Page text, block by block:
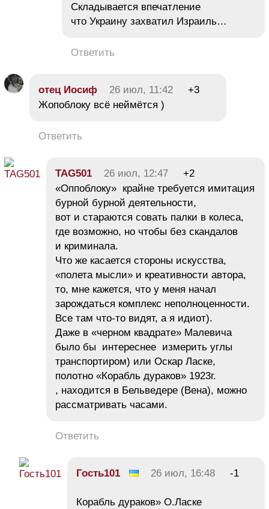
Складывается впечатление
что Украину захватил Израиль…
Ответить
отец Иосиф 26 июл, 11:42
+3
Жопоблоку всё неймётся )
Ответить
TAG501 26 июл, 12:47
+2
«Оппоблоку» крайне требуется имитация
бурной бурной деятельности,
вот и стараются совать палки в колеса,
где возможно, но чтобы без скандалов
и криминала.
Что же касается стороны искусства,
«полета мысли» и креативности автора,
то, мне кажется, что у меня начал
зарождаться комплекс неполноценности.
Все там что-то видят, а я идиот).
Даже в «черном квадрате» Малевича
было бы интереснее измерить углы
транспортиром) или Оскар Ласке,
полотно «Корабль дураков» 1923г.
, находится в Бельведере (Вена), можно
рассматривать часами.
Ответить
Гость101 26 июл, 16:48 -1
Корабль дураков» О.Ласке